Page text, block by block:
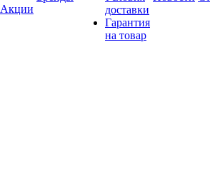
Акции
доставки
Гарантия
на товар